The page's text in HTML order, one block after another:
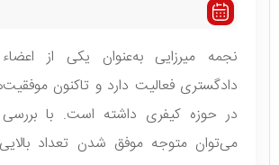
نجمه میرزایی به‌عنوان یکی از
دادگستری فعالیت دارد و تاکنون
در حوزه کیفری داشته است. با
می‌توان متوجه موفق شدن تعداد بالایی